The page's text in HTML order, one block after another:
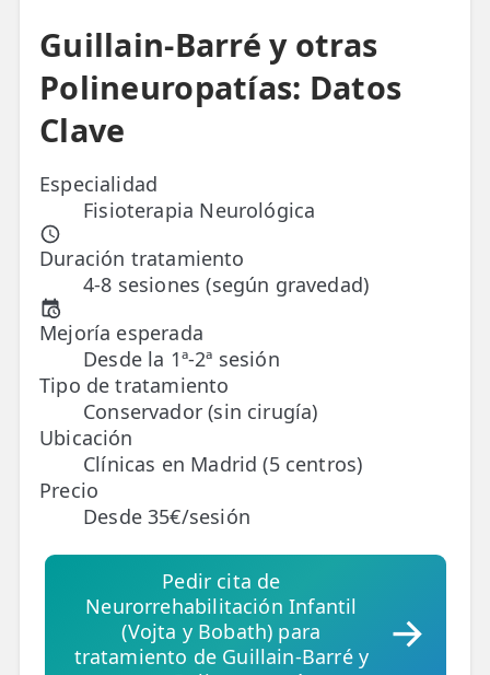
🧠 Fisioterapia Neurológica
🧍 Fisioterapia Vestibular
🫁 Fisioterapia Respiratoria
👶 Fisioterapia Pediátrica
TRATAMIENTOS
✅ Punción Seca
✅ Ondas de Choque
✅ EPTE - EPI
ESTÉTICA
✨ Fisioestética
✨ Radiofrecuencia INDIBA
✨ Drenaje Linfático Manual
✨ Presoterapia
✨ Cicatrices y Estrías
Guillain-Barré y otras
Polineuropatías: Datos
Clave
Especialidad
Fisioterapia Neurológica
Duración tratamiento
4-8 sesiones (según gravedad)
Mejoría esperada
Desde la 1ª-2ª sesión
Tipo de tratamiento
Conservador (sin cirugía)
Ubicación
Clínicas en Madrid (5 centros)
Precio
Desde 35€/sesión
Pedir cita de
Neurorrehabilitación Infantil
(Vojta y Bobath) para
tratamiento de Guillain-Barré y